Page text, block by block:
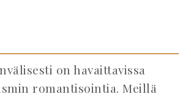
on havaittavissa
romantisointia. Meillä